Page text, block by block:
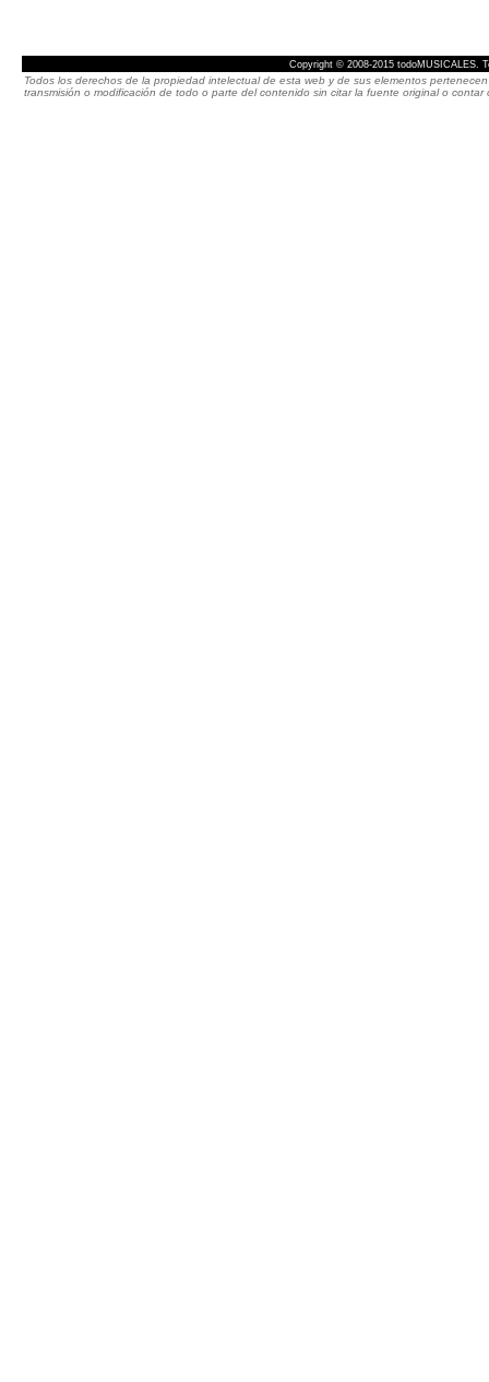
Copyright © 2008-2015 todoMUSICALES.
Todos los derechos de la propiedad intelectual de esta web y de sus elementos
transmisión o modificación de todo o parte del contenido sin citar la fuente original o